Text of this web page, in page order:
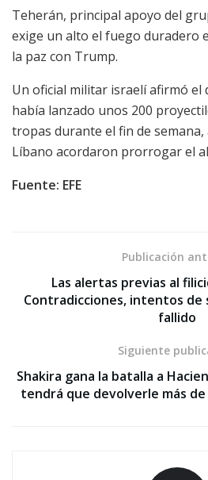
Teherán, principal apoyo del
exige un alto el fuego duradero
la paz con Trump.
Un oficial militar israelí afirmó el
había lanzado unos 200
tropas durante el fin de semana,
Líbano acordaron prorrogar el
Fuente: EFE
Publicación
Las alertas previas al
Contradicciones, intentos de
fallido
Siguiente
Shakira gana la batalla a
tendrá que devolverle más